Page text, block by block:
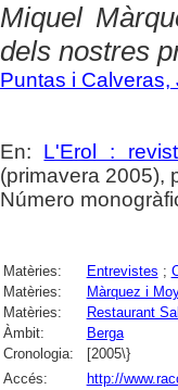
Miquel
dels nostres
Puntas i Calveras,
En: L'Erol :
(primavera 2005),
Número
Matèries: Entrevistes ;
Matèries:
Màrquez i
Matèries:
Restaurant
Àmbit:
Berga
Cronologia:
[2005\}
Accés:
http://